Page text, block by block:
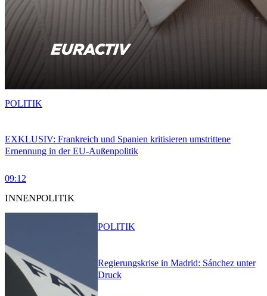
EXKLUSIV: Frankreich und Spanien kritisieren umstrittene
Ernennung in der EU-Außenpolitik
09:12
POLITIK
INNENPOLITIK
Regierungskrise in Madrid: Sánchez unter
Druck
POLITIK